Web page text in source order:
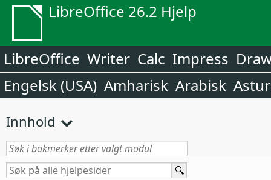
LibreOffice 26.2 Hjelp
LibreOffice Writer Calc Impress
Engelsk (USA) Amharisk Arabisk
Innhold